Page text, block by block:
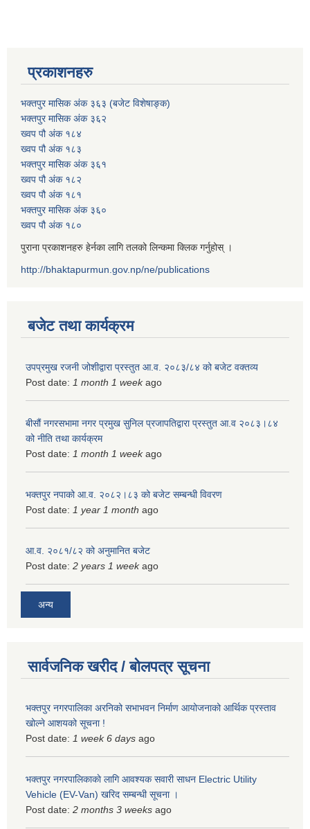
प्रकाशनहरु
भक्तपुर मासिक अंक ३६३ (बजेट विशेषाङ्क)
भक्तपुर मासिक अंक ३६२
ख्वप पौ अंक १८४
ख्वप पौ अंक १८३
भक्तपुर मासिक अंक ३६१
ख्वप पौ अंक १८२
ख्वप पौ अंक १८१
भक्तपुर मासिक अंक ३६०
ख्वप पौ अंक १८०
पुराना प्रकाशनहरु हेर्नका लागि तलको लिन्कमा क्लिक गर्नुहोस् ।
http://bhaktapurmun.gov.np/ne/publications
बजेट तथा कार्यक्रम
उपप्रमुख रजनी जोशीद्वारा प्रस्तुत आ.व. २०८३/८४ को बजेट वक्तव्य
Post date: 1 month 1 weekago
बीसौं नगरसभामा नगर प्रमुख सुनिल प्रजापतिद्वारा प्रस्तुत आ.व‍ २०८३।८४
को नीति तथा कार्यक्रम
Post date: 1 month 1 weekago
भक्तपुर नपाको आ.व. २०८२।८३ को बजेट सम्बन्धी विवरण
Post date: 1 year 1 month ago
आ.व. २०८१/८२ को अनुमानित बजेट
Post date: 2 years 1 weekago
अन्य
सार्वजनिक खरीद / बोलपत्र सूचना
भक्तपुर नगरपालिका अरनिको सभाभवन निर्माण आयोजनाको आर्थिक प्रस्ताव
खोल्ने आशयको सूचना !
Post date: 1 week 6 days ago
भक्तपुर नगरपालिकाकाे लागि आवश्यक सवारी साधन Electric Utility
Vehicle (EV-Van) खरिद सम्बन्धी सूचना ।
Post date: 2 months 3 weeks ago